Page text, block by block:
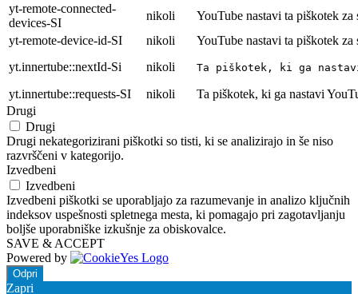
yt-remote-connected-
devices-SI
nikoli
YouTube nastavi ta piškotek
yt-remote-device-id-SI
nikoli
YouTube nastavi ta piškotek
yt.innertube::nextId-Si
nikoli Ta piškotek, ki ga
yt.innertube::requests-SI nikoli
Ta piškotek, ki ga nastavi
Drugi
Drugi
Drugi nekategorizirani piškotki so tisti, ki se analizirajo in še niso
razvrščeni v kategorijo.
Izvedbeni
Izvedbeni
Izvedbeni piškotki se uporabljajo za razumevanje in analizo ključnih
indeksov uspešnosti spletnega mesta, ki pomagajo pri zagotavljanju
boljše uporabniške izkušnje za obiskovalce.
SAVE & ACCEPT
Powered by
Odpri
Zapri